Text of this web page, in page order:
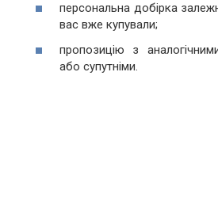
персональна добірка
вас вже купували;
пропозицію з
або супутніми.